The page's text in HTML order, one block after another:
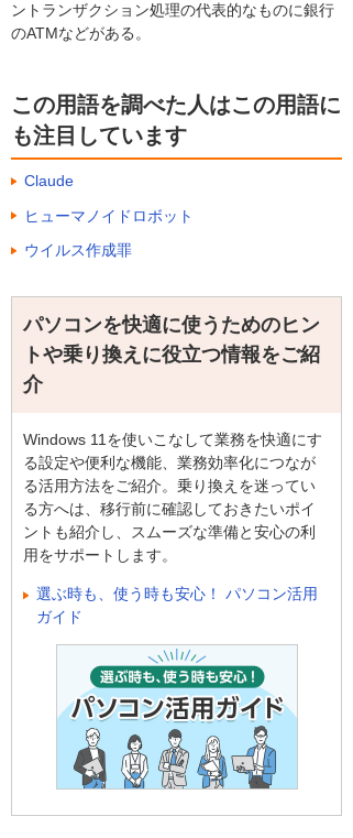
ントランザクション処理の代表的なものに銀行
のATMなどがある。
この用語を調べた人はこの用語に
も注目しています
Claude
ヒューマノイドロボット
ウイルス作成罪
パソコンを快適に使うためのヒン
トや乗り換えに役立つ情報をご紹
介
Windows 11を使いこなして業務を快適にす
る設定や便利な機能、業務効率化につなが
る活用方法をご紹介。乗り換えを迷ってい
る方へは、移行前に確認しておきたいポイ
ントも紹介し、スムーズな準備と安心の利
用をサポートします。
選ぶ時も、使う時も安心！ パソコン活用
ガイド